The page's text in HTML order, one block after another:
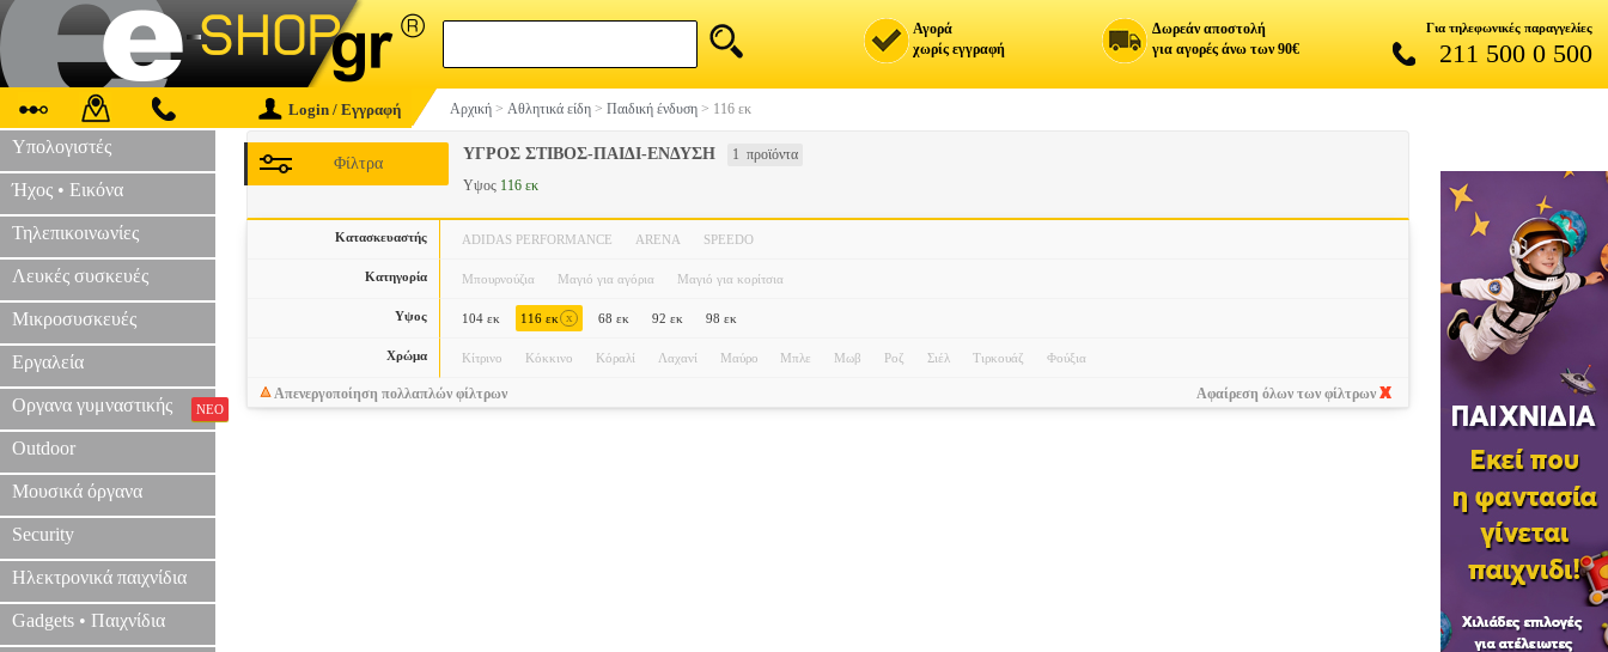
Αγορά
χωρίς εγγραφή
Δωρεάν αποστολή
για αγορές άνω των 90€
Για τηλεφωνικές παραγγελίες
211 500 0 500
Login / Εγγραφή Αρχική > Αθλητικά είδη > Παιδική ένδυση > 116 εκ
Υπολογιστές
Ήχος • Εικόνα
Τηλεπικοινωνίες
Λευκές συσκευές
Μικροσυσκευές
Εργαλεία
Οργανα γυμναστικής ΝΕΟ
Outdoor
Μουσικά όργανα
Security
Ηλεκτρονικά παιχνίδια
Gadgets • Παιχνίδια
ΥΓΡΟΣ ΣΤΙΒΟΣ-ΠΑΙΔΙ-ΕΝΔΥΣΗ 1 προϊόντα
Φίλτρα
Υψος 116 εκ
Κατασκευαστής ADIDAS PERFORMANCE ARENA SPEEDO
Κατηγορία Μπουρνούζια Μαγιό για αγόρια Μαγιό για κορίτσια
Υψος 104 εκ 116 εκ x 68 εκ 92 εκ 98 εκ
Χρώμα Κίτρινο Κόκκινο Κόραλί Λαχανί Μαύρο Μπλε Μωβ Ροζ Σιέλ Τιρκουάζ Φούξια
Απενεργοποίηση πολλαπλών φίλτρων Αφαίρεση όλων των φίλτρων